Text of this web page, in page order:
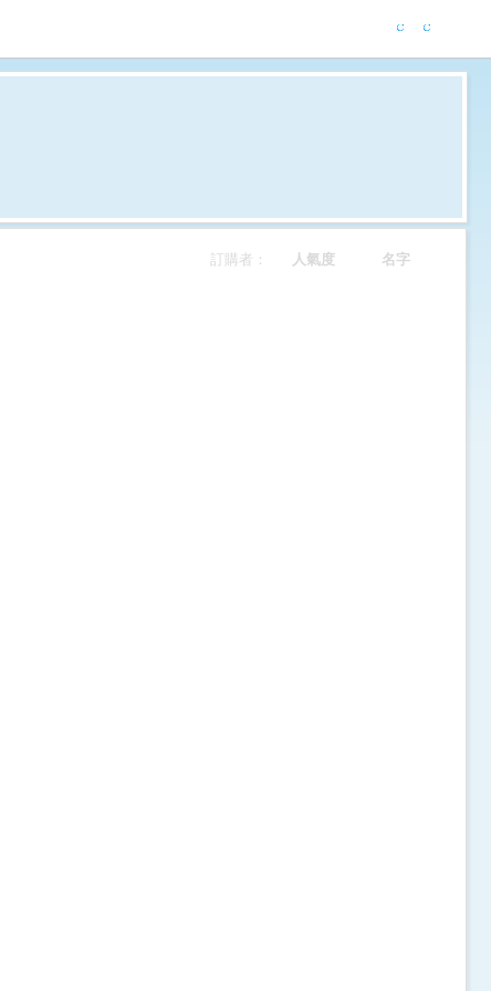
訂購者： 人氣度 名字